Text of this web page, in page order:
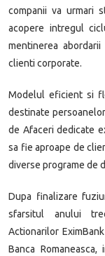
companii va urmari
acopere intregul
mentinerea
clienti corporate.
Modelul eficient si
destinate
de Afaceri dedicate
sa fie aproape de
diverse programe de
Dupa finalizare
sfarsitul anului
Actionarilor
Banca